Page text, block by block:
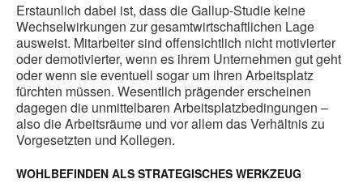
Erstaunlich dabei ist, dass die Gallup-Studie keine
Wechselwirkungen zur gesamtwirtschaftlichen Lage
ausweist. Mitarbeiter sind offensichtlich nicht motivierter
oder demotivierter, wenn es ihrem Unternehmen gut geht
oder wenn sie eventuell sogar um ihren Arbeitsplatz
fürchten müssen. Wesentlich prägender erscheinen
dagegen die unmittelbaren Arbeitsplatzbedingungen –
also die Arbeitsräume und vor allem das Verhältnis zu
Vorgesetzten und Kollegen.
WOHLBEFINDEN ALS STRATEGISCHES WERKZEUG